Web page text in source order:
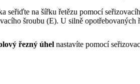
seřiďte na šířku řetězu pomocí
šroubu (E). U silně opotřebovaných
řezný úhel nastavíte pomocí